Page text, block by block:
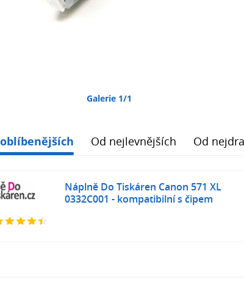
Galerie 1/1
Od nejlevnějších Od
Náplně Do Tiskáren Canon 571 XL
0332C001 - kompatibilní s čipem